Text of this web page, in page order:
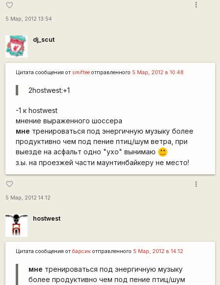
favorite_border
5 Мар, 2012 13:54
more_vert
dj_scut
Цитата сообщения от smifteeотправленного 5 Мар, 2012 в 10:48
2hostwest:+1
-1 к hostwest
мнение выраженного шоссера
мне тренироваться под энергичную музыку более
продуктивно чем под пение птиц/шум ветра, при
выезде на асфальт одно "ухо" вынимаю
:)
з.ы. на проезжей части маунтинбайкеру не место!
favorite_border
5 Мар, 2012 14:12
more_vert
hostwest
Цитата сообщения от барсикотправленного 5 Мар, 2012 в 14:12
мне тренироваться под энергичную музыку
более продуктивно чем под пение птиц/шум